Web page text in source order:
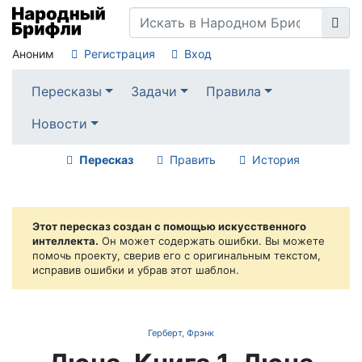
Аноним Регистрация Вход
Пересказы Задачи
Правила
Новости
Пересказ Править История
Этот пересказ создан с помощью искусственного
интеллекта. Он может содержать ошибки. Вы можете
помочь проекту, сверив его с оригинальным текстом,
исправив ошибки и убрав этот шаблон.
Герберт, Фрэнк